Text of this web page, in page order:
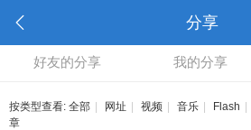
分享
好友的分享 我的分享
按类型查看: 全部 网址 视频 音乐 Flash
章